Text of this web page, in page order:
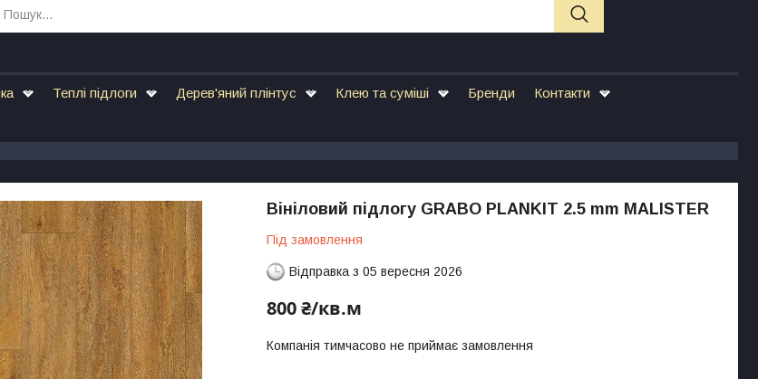
Теплі підлоги Дерев'яний плінтус Клею та суміші Бренди Контакти
Вініловий підлогу GRABO PLANKIT 2.5 mm MALISTER
Під замовлення
Відправка з 05 вересня 2026
800 ₴/кв.м
Компанія тимчасово не приймає замовлення